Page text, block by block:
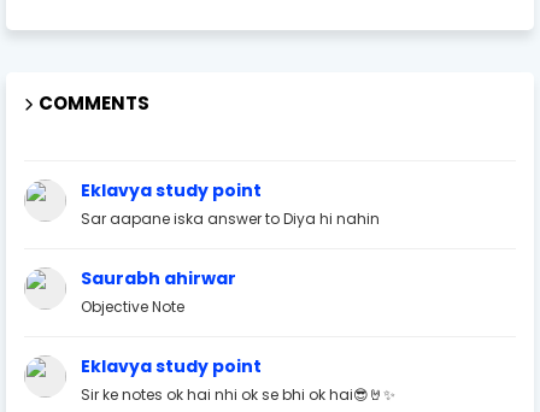
COMMENTS
Eklavya study point
Sar aapane iska answer to Diya hi nahin
Saurabh ahirwar
Objective Note
Eklavya study point
Sir ke notes ok hai nhi ok se bhi ok hai😎🤘✨